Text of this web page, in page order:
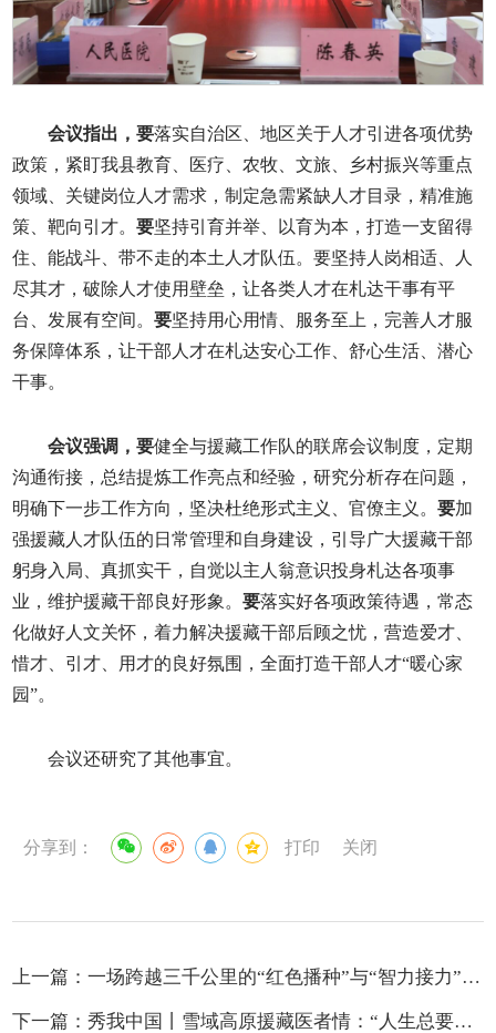
会议指出，要落实自治区、地区关于人才引进各项优势
政策，紧盯我县教育、医疗、农牧、文旅、乡村振兴等重点
领域、关键岗位人才需求，制定急需紧缺人才目录，精准施
策、靶向引才。要坚持引育并举、以育为本，打造一支留得
住、能战斗、带不走的本土人才队伍。要坚持人岗相适、人
尽其才，破除人才使用壁垒，让各类人才在札达干事有平
台、发展有空间。要坚持用心用情、服务至上，完善人才服
务保障体系，让干部人才在札达安心工作、舒心生活、潜心
干事。
会议强调，要健全与援藏工作队的联席会议制度，定期
沟通衔接，总结提炼工作亮点和经验，研究分析存在问题，
明确下一步工作方向，坚决杜绝形式主义、官僚主义。要加
强援藏人才队伍的日常管理和自身建设，引导广大援藏干部
躬身入局、真抓实干，自觉以主人翁意识投身札达各项事
业，维护援藏干部良好形象。要落实好各项政策待遇，常态
化做好人文关怀，着力解决援藏干部后顾之忧，营造爱才、
惜才、引才、用才的良好氛围，全面打造干部人才“暖心家
园”。
会议还研究了其他事宜。
分享到： 打印 关闭
上一篇： 一场跨越三千公里的“红色播种”与“智力接力” ——陕西省委党校（行政学院）全链条智力援藏工作纪实
下一篇： 秀我中国丨雪域高原援藏医者情：“人生总要做点有意义的事”